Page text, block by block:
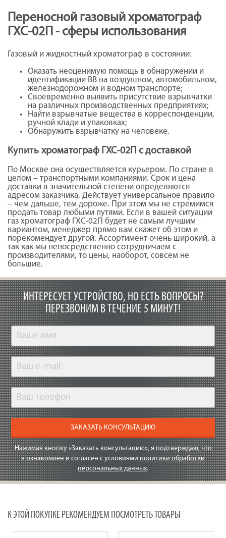
Переносной газовый хроматограф
ГХС-02П - сферы использования
Газовый и жидкостный хроматограф в состоянии:
Оказать неоценимую помощь в обнаружении и
идентификации ВВ на воздушном, автомобильном,
железнодорожном и водном транспорте;
Своевременно выявить присутствие взрывчатки
на различных производственных предприятиях;
Найти взрывчатые вещества в корреспонденции,
ручной клади и упаковках;
Обнаружить взрывчатку на человеке.
Купить хроматограф ГХС-02П с доставкой
По Москве она осуществляется курьером. По стране в
целом – транспортными компаниями. Срок и цена
доставки в значительной степени определяются
адресом заказчика. Действует универсальное правило
– чем дальше, тем дороже. При этом мы не стремимся
продать товар любыми путями. Если в вашей ситуации
газ хроматограф ГХС-02П будет не самым лучшим
вариантом, менеджер прямо вам скажет об этом и
порекомендует другой. Ассортимент очень широкий, а
так как мы непосредственно сотрудничаем с
производителями, то цены, наоборот, совсем не
большие.
ИНТЕРЕСУЕТ УСТРОЙСТВО, НО ЕСТЬ ВОПРОСЫ?
ПЕРЕЗВОНИМ В ТЕЧЕНИЕ 5 МИНУТ!
ЗАКАЗАТЬ КОНСУЛЬТАЦИЮ
Нажимая кнопку «Заказать консультацию», я подтверждаю, что
я ознакомлен и согласен с условиями политики обработки
персональных данных.
К ЭТОЙ ПОКУПКЕ РЕКОМЕНДУЕМ ПОСМОТРЕТЬ ТОВАРЫ